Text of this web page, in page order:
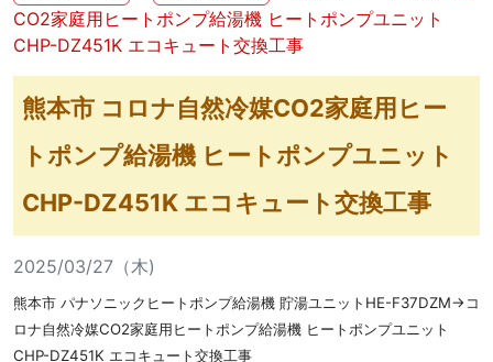
CO2家庭用ヒートポンプ給湯機 ヒートポンプユニット
CHP-DZ451K エコキュート交換工事
熊本市 コロナ自然冷媒CO2家庭用ヒー
トポンプ給湯機 ヒートポンプユニット
CHP-DZ451K エコキュート交換工事
2025/03/27（木)
熊本市 パナソニックヒートポンプ給湯機 貯湯ユニットHE-F37DZM→コ
ロナ自然冷媒CO2家庭用ヒートポンプ給湯機 ヒートポンプユニット
CHP-DZ451K エコキュート交換工事